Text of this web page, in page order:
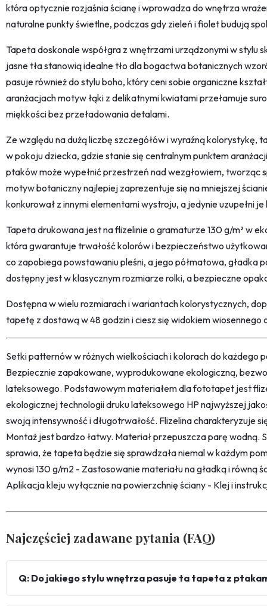
która optycznie rozjaśnia ścianę i wprowadza do wnętrza
naturalne punkty świetlne, podczas gdy zieleń i fiolet budują
Tapeta doskonale współgra z wnętrzami urządzonymi w stylu
jasne tła stanowią idealne tło dla bogactwa botanicznych
pasuje również do stylu boho, który ceni sobie organiczne
aranżacjach motyw łąki z delikatnymi kwiatami przełamuje
miękkości bez przeładowania detalami.
Ze względu na dużą liczbę szczegółów i wyraźną kolorystykę,
w pokoju dziecka, gdzie stanie się centralnym punktem
ptaków może wypełnić przestrzeń nad wezgłowiem, tworząc
motyw botaniczny najlepiej zaprezentuje się na mniejszej
konkurował z innymi elementami wystroju, a jedynie uzupełni
Tapeta drukowana jest na flizelinie o gramaturze 130 g/m² w
która gwarantuje trwałość kolorów i bezpieczeństwo
co zapobiega powstawaniu pleśni, a jego półmatowa, gładka
dostępny jest w klasycznym rozmiarze rolki, a bezpieczne
Dostępna w wielu rozmiarach i wariantach kolorystycznych,
tapetę z dostawą w 48 godzin i ciesz się widokiem wiosennego
Setki patternów w różnych wielkościach i kolorach do każdego
Bezpiecznie zapakowane, wyprodukowane ekologiczną,
lateksowego. Podstawowym materiałem dla fototapet jest
ekologicznej technologii druku lateksowego HP najwyższej
swoją intensywność i długotrwałość. Flizelina charakteryzuje
Montaż jest bardzo łatwy. Materiał przepuszcza parę wodną.
sprawia, że tapeta będzie się sprawdzała niemal w każdym
wynosi 130 g/m2 - Zastosowanie materiału na gładką i równą
Aplikacja kleju wyłącznie na powierzchnię ściany - Klej i
Najczęściej zadawane pytania (FAQ)
Q: Do jakiego stylu wnętrza pasuje ta tapeta z